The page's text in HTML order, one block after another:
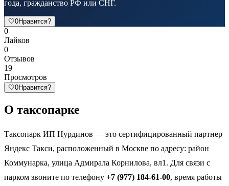
года, гражданство РФ или СНГ.
🤍0Нравится?
0
Лайков
0
Отзывов
19
Просмотров
🤍0Нравится?
О таксопарке
Таксопарк ИП Нурдинов — это сертифицированный партнер
Яндекс Такси, расположенный в Москве по адресу: район
Коммунарка, улица Адмирала Корнилова, вл1. Для связи с
парком звоните по телефону +7 (977) 184-61-00, время работы